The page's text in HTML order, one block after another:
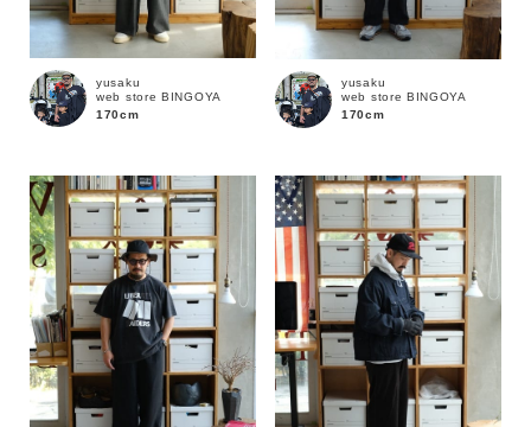
yusaku
web store BINGOYA
170cm
yusaku
web store BINGOYA
170cm